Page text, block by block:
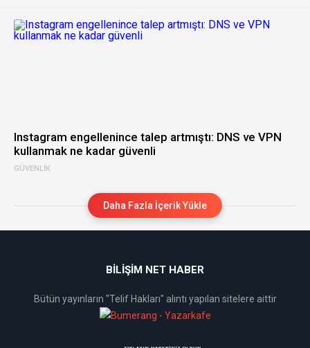
GÜVENLIK
Instagram engellenince talep artmıştı: DNS ve VPN
kullanmak ne kadar güvenli
Daha Fazla İçerik Yükle
BİLİŞİM NET HABER
Bütün yayınların "Telif Hakları" alıntı yapılan sitelere aittir